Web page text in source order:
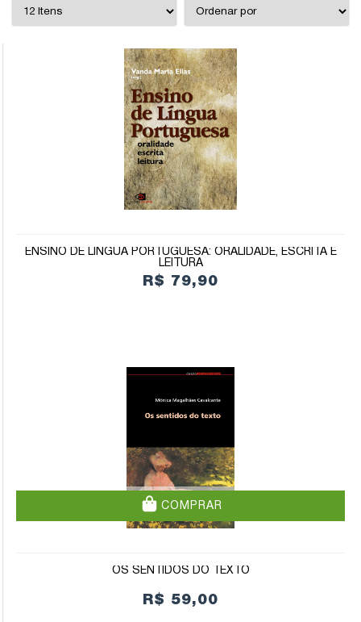
ENSINO DE LÍNGUA PORTUGUESA: ORALIDADE, ESCRITA E
LEITURA
R$ 79,90
COMPRAR
OS SENTIDOS DO TEXTO
R$ 59,00